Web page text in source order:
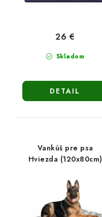
Skladom
26 €
DETAIL
Vankúš pre psa
Hviezda (120x80cm)